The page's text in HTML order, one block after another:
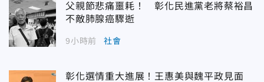
父親節悲痛噩耗！ 彰化民進黨老將蔡裕昌
不敵肺腺癌驟逝
9小時前 社會
彰化選情重大進展！王惠美與魏平政見面